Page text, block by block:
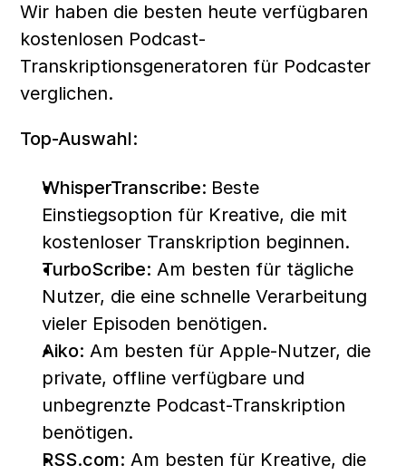
Wir haben die besten heute verfügbaren
kostenlosen Podcast-
Transkriptionsgeneratoren für Podcaster
verglichen.
Top-Auswahl:
WhisperTranscribe: Beste
Einstiegsoption für Kreative, die mit
kostenloser Transkription beginnen.
TurboScribe: Am besten für tägliche
Nutzer, die eine schnelle Verarbeitung
vieler Episoden benötigen.
Aiko: Am besten für Apple-Nutzer, die
private, offline verfügbare und
unbegrenzte Podcast-Transkription
benötigen.
RSS.com: Am besten für Kreative, die